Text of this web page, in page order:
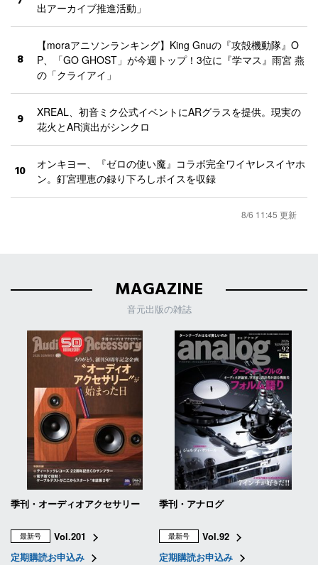
出アーカイブ推進活動」
8
【moraアニソンランキング】King Gnuの『攻殻機動隊』O
P、「GO GHOST」が今週トップ！3位に『学マス』雨宮 燕
の「クライアイ」
9
XREAL、初音ミク公式イベントにARグラスを提供。現実の
花火とAR演出がシンクロ
10
オンキヨー、『ゼロの使い魔』コラボ完全ワイヤレスイヤホ
ン。釘宮理恵の録り下ろしボイスを収録
8/6 11:45 更新
MAGAZINE
音元出版の雑誌
季刊・オーディオアクセサリー
最新号
Vol.201
定期購読お申込み
季刊・アナログ
最新号
Vol.92
定期購読お申込み